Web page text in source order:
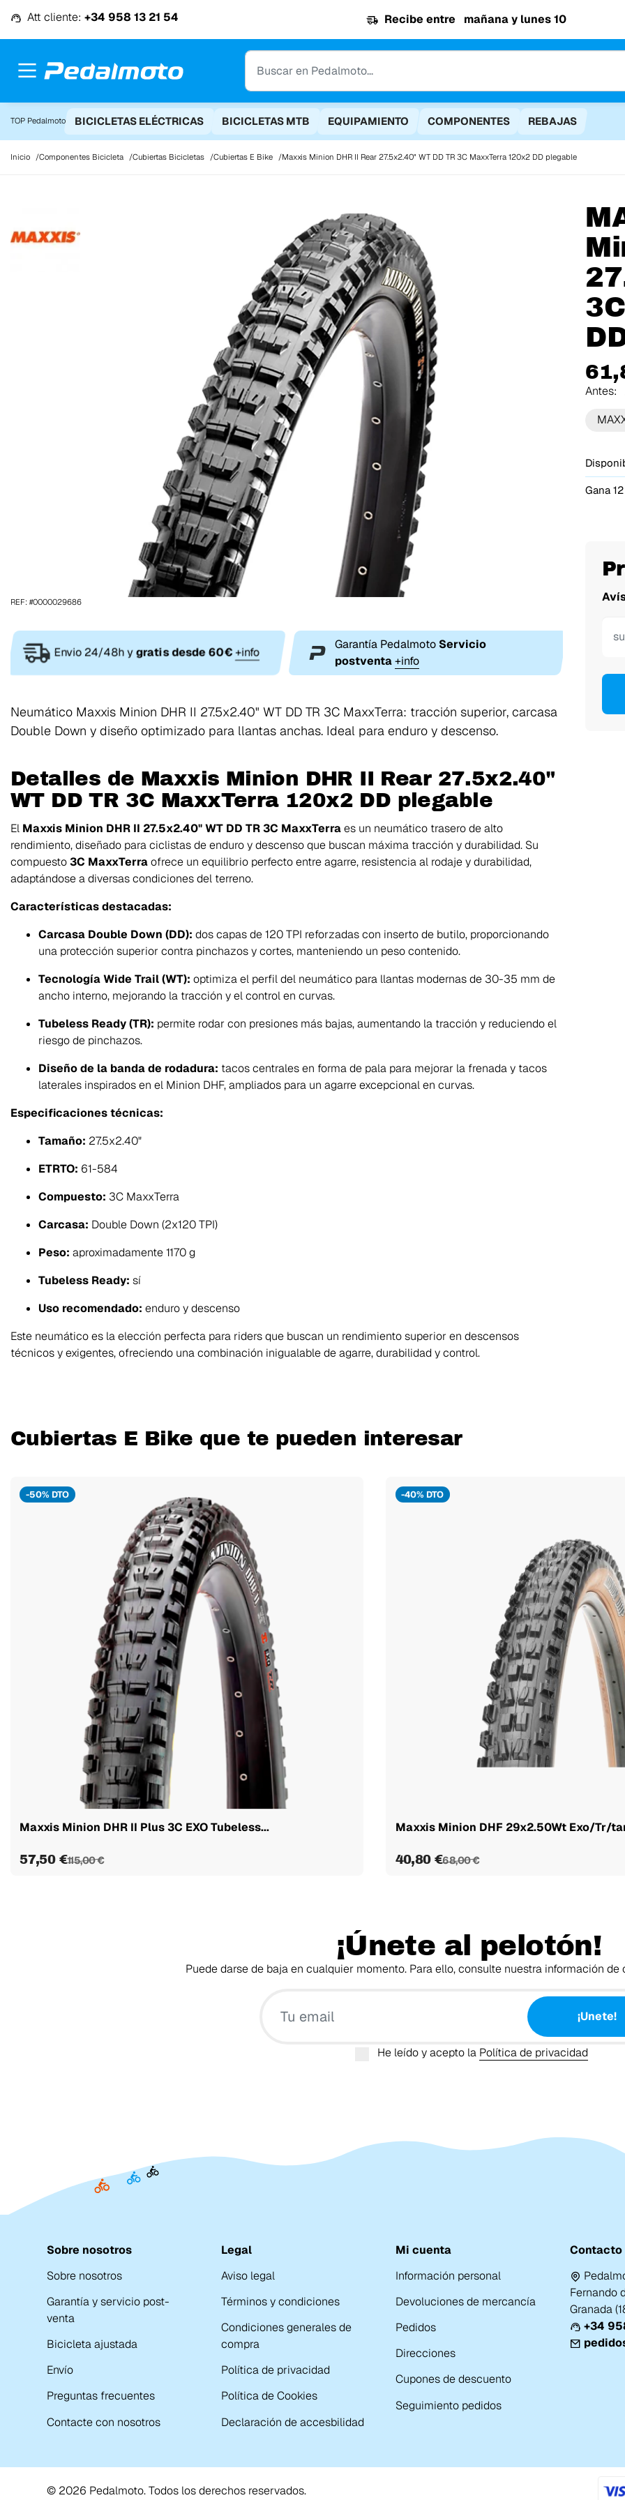
Att cliente: +34 958 13 21 54 Recibe entre mañana y lunes 10
TOP Pedalmoto BICICLETAS ELÉCTRICAS BICICLETAS MTB EQUIPAMIENTO COMPONENTES REBAJAS
Inicio Componentes Bicicleta Cubiertas Bicicletas Cubiertas E Bike Maxxis Minion DHR II Rear 27.5x2.40" WT DD TR 3C MaxxTerra 120x2 DD plegable
Antes:
Gana
REF: #0000029686
Envio 24/48h ygratis desde 60€ +info
Garantía Pedalmoto Servicio
postventa +info
Neumático Maxxis Minion DHR II 27.5x2.40" WT DD TR 3C MaxxTerra: tracción superior, carcasa
Double Down y diseño optimizado para llantas anchas. Ideal para enduro y descenso.
Detalles de Maxxis Minion DHR II Rear 27.5x2.40"
WT DD TR 3C MaxxTerra 120x2 DD plegable
El Maxxis Minion DHR II 27.5x2.40" WT DD TR 3C MaxxTerraes un neumático trasero de alto
rendimiento, diseñado para ciclistas de enduro y descenso que buscan máxima tracción y durabilidad. Su
compuesto3C MaxxTerraofrece un equilibrio perfecto entre agarre, resistencia al rodaje y durabilidad,
adaptándose a diversas condiciones del terreno.
Características destacadas:
Carcasa Double Down (DD): dos capas de 120 TPI reforzadas con inserto de butilo, proporcionando
una protección superior contra pinchazos y cortes, manteniendo un peso contenido.
Tecnología Wide Trail (WT): optimiza el perfil del neumático para llantas modernas de 30-35 mm de
ancho interno, mejorando la tracción y el control en curvas.
Tubeless Ready (TR): permite rodar con presiones más bajas, aumentando la tracción y reduciendo el
riesgo de pinchazos.
Diseño de la banda de rodadura: tacos centrales en forma de pala para mejorar la frenada y tacos
laterales inspirados en el Minion DHF, ampliados para un agarre excepcional en curvas.
Especificaciones técnicas:
Tamaño: 27.5x2.40"
ETRTO: 61-584
Compuesto: 3C MaxxTerra
Carcasa: Double Down (2x120 TPI)
Peso: aproximadamente 1170 g
Tubeless Ready: sí
Uso recomendado: enduro y descenso
Este neumático es la elección perfecta para riders que buscan un rendimiento superior en descensos
técnicos y exigentes, ofreciendo una combinación inigualable de agarre, durabilidad y control.
Cubiertas E Bike que te pueden interesar
-50% DTO
Maxxis Minion DHR II Plus 3C EXO Tubeless...
57,50 €115,00 €
-40% DTO
Maxxis Minion DHF 29x2.50Wt Exo/Tr/
40,80 €68,00 €
¡Únete al pelotón!
Puede darse de baja en cualquier momento. Para ello, consulte nuestra información
¡Unete!
He leído y acepto la Política de privacidad
Sobre nosotros
Sobre nosotros
Garantía y servicio post-
venta
Bicicleta ajustada
Envío
Preguntas frecuentes
Contacte con nosotros
Legal
Aviso legal
Términos y condiciones
Condiciones generales de
compra
Política de privacidad
Política de Cookies
Declaración de accesbilidad
Mi cuenta
Información personal
Devoluciones de mercancía
Pedidos
Direcciones
Cupones de descuento
Seguimiento pedidos
Contacto
Fernando
Granada
+34
© 2026 Pedalmoto. Todos los derechos reservados.